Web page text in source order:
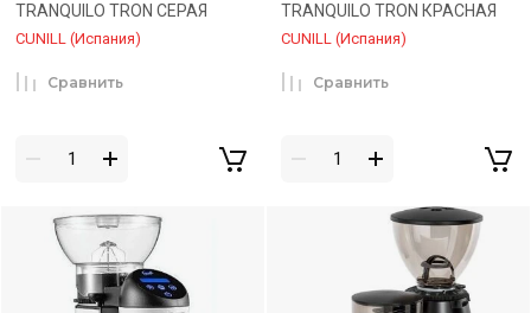
TRANQUILO TRON СЕРАЯ
CUNILL (Испания)
Сравнить
TRANQUILO TRON КРАСНАЯ
CUNILL (Испания)
Сравнить